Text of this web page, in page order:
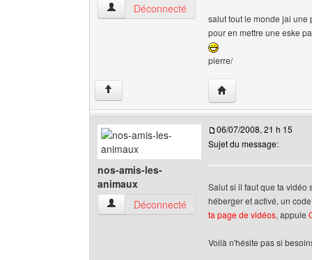
killer66430 Voir le profil de l'utilisateur
Déconnecté
salut tout le monde jai une
pour en mettre une eske
pierre/
↑ Visiter le site web
nos-amis-les-
animaux
nos-amis-les-animaux Voir le profil de
Déconnecté
06/07/2008, 21 h 15
Sujet du message:
Salut si il faut que ta vidéo
héberger et activé, un
ta page de vidéos, appuie
Voilà n'hésite pas si